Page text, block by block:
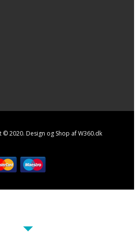
© 2020. Design og Shop af W360.dk